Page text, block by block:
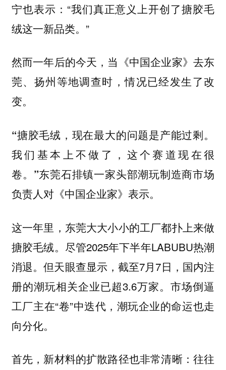
宁也表示：“我们真正意义上开创了搪胶毛
绒这一新品类。”
然而一年后的今天，当《中国企业家》去东
莞、扬州等地调查时，情况已经发生了改
变。
“搪胶毛绒，现在最大的问题是产能过剩。
我们基本上不做了，这个赛道现在很
卷。”东莞石排镇一家头部潮玩制造商市场
负责人对《中国企业家》表示。
这一年里，东莞大大小小的工厂都扑上来做
搪胶毛绒。尽管2025年下半年LABUBU热潮
消退。但天眼查显示，截至7月7日，国内注
册的潮玩相关企业已超3.6万家。市场倒逼
工厂主在“卷”中迭代，潮玩企业的命运也走
向分化。
首先，新材料的扩散路径也非常清晰：往往